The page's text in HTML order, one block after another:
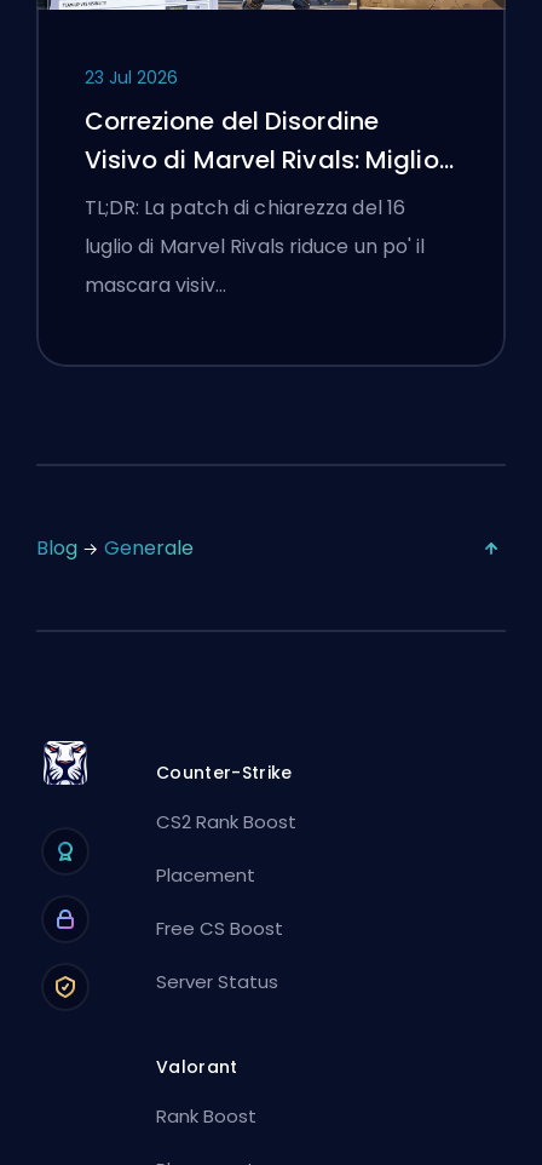
23 Jul 2026
Correzione del Disordine
Visivo di Marvel Rivals: Migliori
Impostazioni Competitive
Dopo la Patch del 16 Luglio
TL;DR: La patch di chiarezza del 16
luglio di Marvel Rivals riduce un po' il
mascara visiv…
Blog Generale
Counter-Strike
CS2 Rank Boost
Placement
Free CS Boost
Server Status
Valorant
Rank Boost